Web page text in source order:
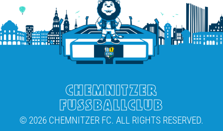
CHEMNITZER
FUSSBALLCLUB
© 2026 CHEMNITZER FC. ALL RIGHTS RESERVED.